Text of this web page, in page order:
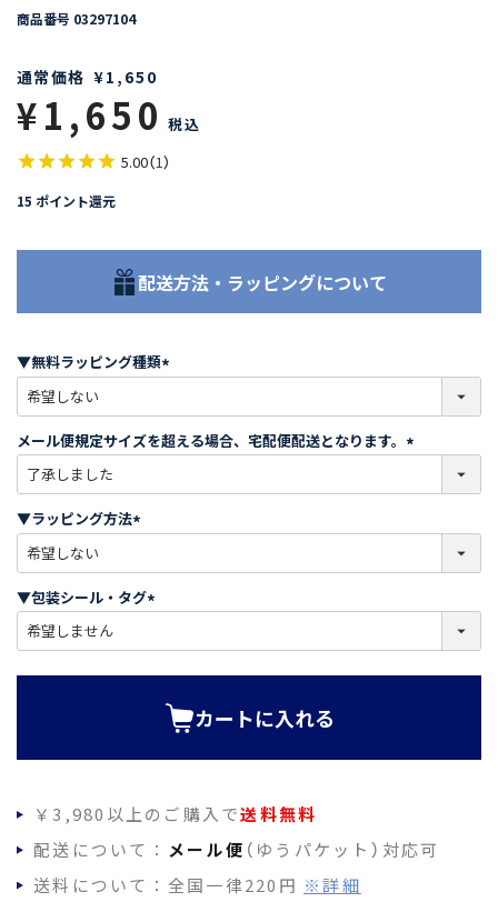
商品番号 03297104
通常価格 ¥1,650
¥1,650 税込
5.00（1）
15 ポイント還元
配送方法・ラッピングについて
▼無料ラッピング種類
必
須
)
メール便規定サイズを超える場合、宅配便配送となります。
必
)
▼ラッピング方法
必
須
)
▼包装シール・タグ
必
カートに入れる
￥3,980以上のご購入で送料無料
配送について： メール便 （ゆうパケット）対応可
送料について：全国一律220円 ※詳細